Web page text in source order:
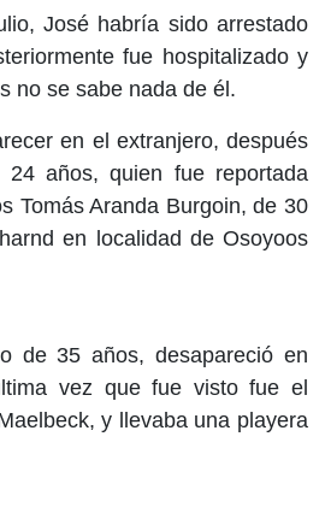
José habría sido arrestado
fue hospitalizado y
no se sabe nada de él.
en el extranjero, después
años, quien fue reportada
Tomás Aranda Burgoin, de 30
en localidad de Osoyoos
de 35 años, desapareció en
vez que fue visto fue el
y llevaba una playera